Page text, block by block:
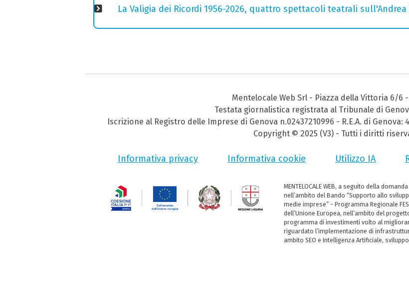
La Valigia dei Ricordi 1956-2026, quattro spettacoli teatrali sull'Andrea
Mentelocale Web Srl - Piazza della Vittoria 6/6
Testata giornalistica registrata al Tribunale di
Iscrizione al Registro delle Imprese di Genova n.02437210996 - R.E.A. di Genova:
Copyright © 2025 (V3) - Tutti i diritti
Informativa privacy Informativa cookie Utilizzo IA
MENTELOCALE WEB, a seguito della
nell’ambito del Bando “Supporto allo
medie imprese” - Programma Regionale
dell’Unione Europea, nell’ambito del
programma di investimenti volto al
riguardato l’implementazione di
ambito SEO e Intelligenza Artificiale,